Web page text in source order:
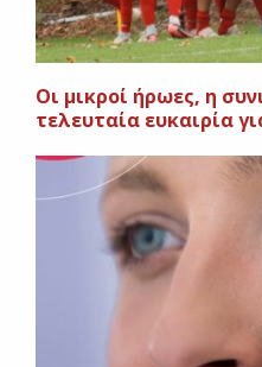
Οι μικροί ήρωες, η
τελευταία ευκαιρία